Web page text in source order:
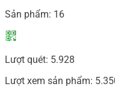
Sản phẩm: 16
Lượt quét: 5.928
Lượt xem sản phẩm: